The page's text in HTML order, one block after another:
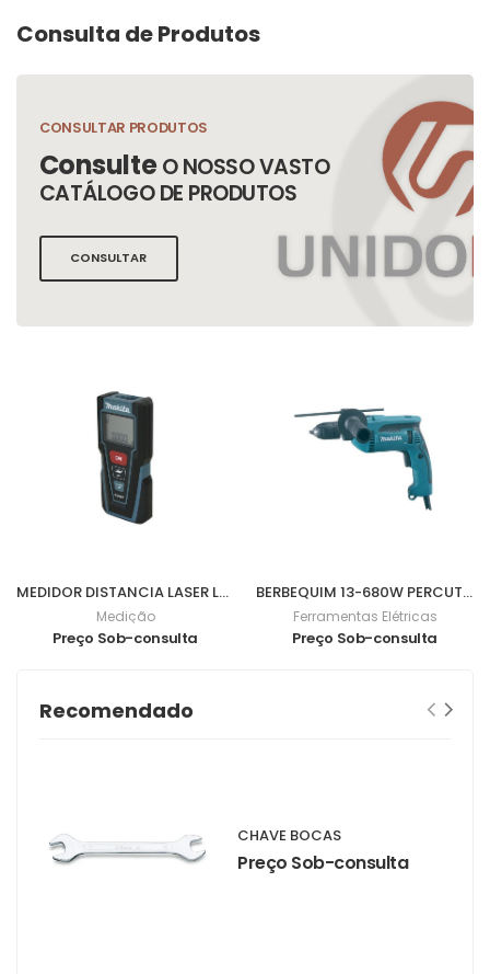
Consulta de Produtos
CONSULTAR PRODUTOS
ConsulteO NOSSO VASTO
CATÁLOGO DE PRODUTOS
CONSULTAR
MEDIDOR DISTANCIA LASER LD030P
Medição
Preço Sob-consulta
BERBEQUIM 13-680W PERCUTOR HP1641
Ferramentas Elétricas
Preço Sob-consulta
Recomendado
CHAVE BOCAS
Preço Sob-consulta